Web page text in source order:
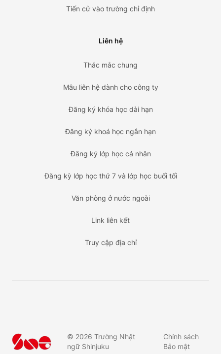
Tiến cử vào trường chỉ định
Liên hệ
Thắc mắc chung
Mẫu liên hệ dành cho công ty
Đăng ký khóa học dài hạn
Đăng ký khoá học ngắn hạn
Đăng ký lớp học cá nhân
Đăng kỳ lớp học thứ 7 và lớp học buổi tối
Văn phòng ở nước ngoài
Link liên kết
Truy cập địa chỉ
© 2026 Trường Nhật
ngữ Shinjuku
Chính sách
Bảo mật